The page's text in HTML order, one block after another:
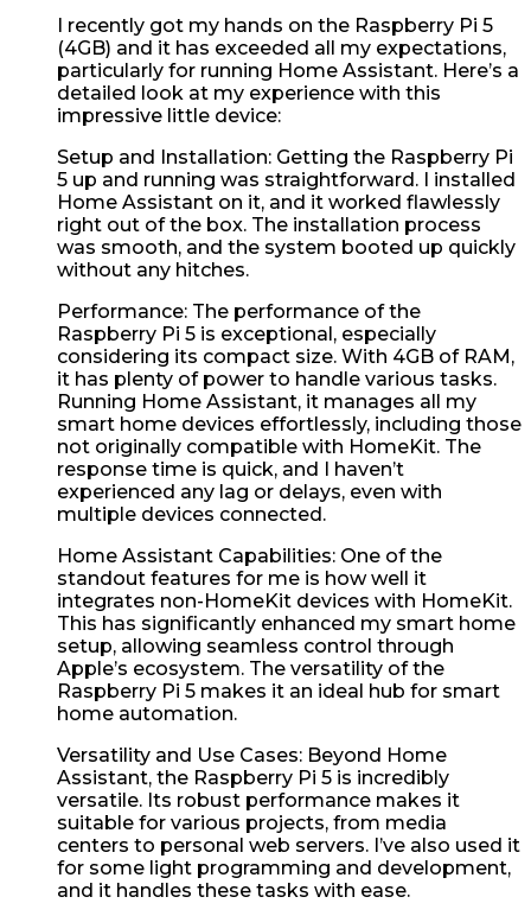
I recently got my hands on the Raspberry Pi 5
(4GB) and it has exceeded all my expectations,
particularly for running Home Assistant. Here’s a
detailed look at my experience with this
impressive little device:
Setup and Installation: Getting the Raspberry Pi
5 up and running was straightforward. I installed
Home Assistant on it, and it worked flawlessly
right out of the box. The installation process
was smooth, and the system booted up quickly
without any hitches.
Performance: The performance of the
Raspberry Pi 5 is exceptional, especially
considering its compact size. With 4GB of RAM,
it has plenty of power to handle various tasks.
Running Home Assistant, it manages all my
smart home devices effortlessly, including those
not originally compatible with HomeKit. The
response time is quick, and I haven’t
experienced any lag or delays, even with
multiple devices connected.
Home Assistant Capabilities: One of the
standout features for me is how well it
integrates non-HomeKit devices with HomeKit.
This has significantly enhanced my smart home
setup, allowing seamless control through
Apple’s ecosystem. The versatility of the
Raspberry Pi 5 makes it an ideal hub for smart
home automation.
Versatility and Use Cases: Beyond Home
Assistant, the Raspberry Pi 5 is incredibly
versatile. Its robust performance makes it
suitable for various projects, from media
centers to personal web servers. I’ve also used it
for some light programming and development,
and it handles these tasks with ease.